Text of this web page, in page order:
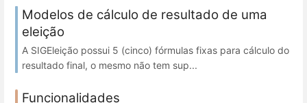
Modelos de cálculo de resultado de uma
eleição
A SIGEleição possui 5 (cinco) fórmulas fixas para cálculo do
resultado final, o mesmo não tem sup...
Funcionalidades